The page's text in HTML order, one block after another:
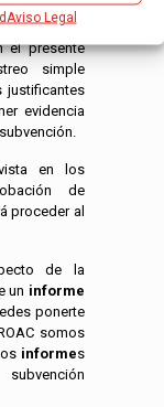
Aviso Legal
el presente
simple
justificantes
evidencia
en los
de
proceder al
de la
un informe
ponerte
somos
informes